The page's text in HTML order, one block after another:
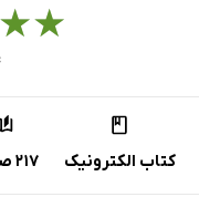
★
★
کتاب الکترونیک 217 صفحه